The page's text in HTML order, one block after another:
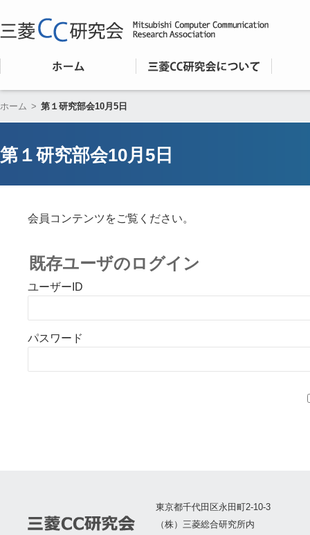
ホーム > 第１研究部会10月5日
第１研究部会10月5日
会員コンテンツをご覧ください。
既存ユーザのログイン
ユーザーID
パスワード
東京都千代田区永田町2-10-3
（株）三菱総合研究所内